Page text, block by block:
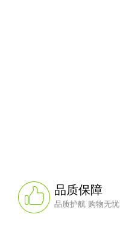
品质保障
品质护航 购物无忧